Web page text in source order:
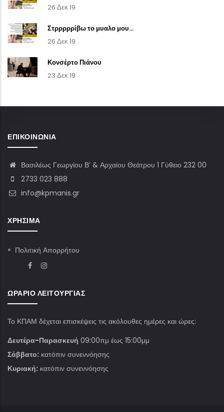
26 Δεκ 19
Στρρρρρίβω το μυαλο μου...
26 Δεκ 19
Κονσέρτο Πιάνου
23 Δεκ 19
ΕΠΙΚΟΙΝΩΝΊΑ
Βασιλέως Γεωργίου Β’ & Αρχαίου Θεάτρου 1 Γύθειο 232 00
2733 023 888
info@kpmanis.gr
ΧΡΉΣΙΜΑ
Πολιτική Απορρήτου
ΩΡΆΡΙΟ ΛΕΙΤΟΥΡΓΊΑΣ
Το ΚΠΑΜ δέχεται επισκέψεις τις ακόλουθες ημέρες και ώρες:
Δευτέρα-Παρασκευή 09:00πμ έως 15:00μμ
Σάββατο: κατόπιν συνεννόησης
Κυριακή: κατόπιν συνεννόησης